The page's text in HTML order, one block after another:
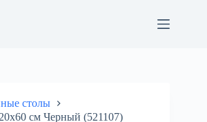
столы
см Черный (521107)